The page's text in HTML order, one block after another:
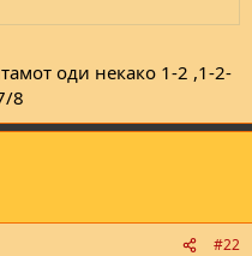
оди некако 1-2 ,1-2-
8
#22